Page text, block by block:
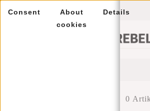
EUR
0
Consent
About
cookies
Details